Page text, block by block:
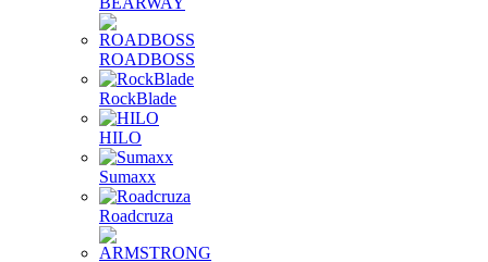
ROADBOSS
RockBlade
HILO
Sumaxx
Roadcruza